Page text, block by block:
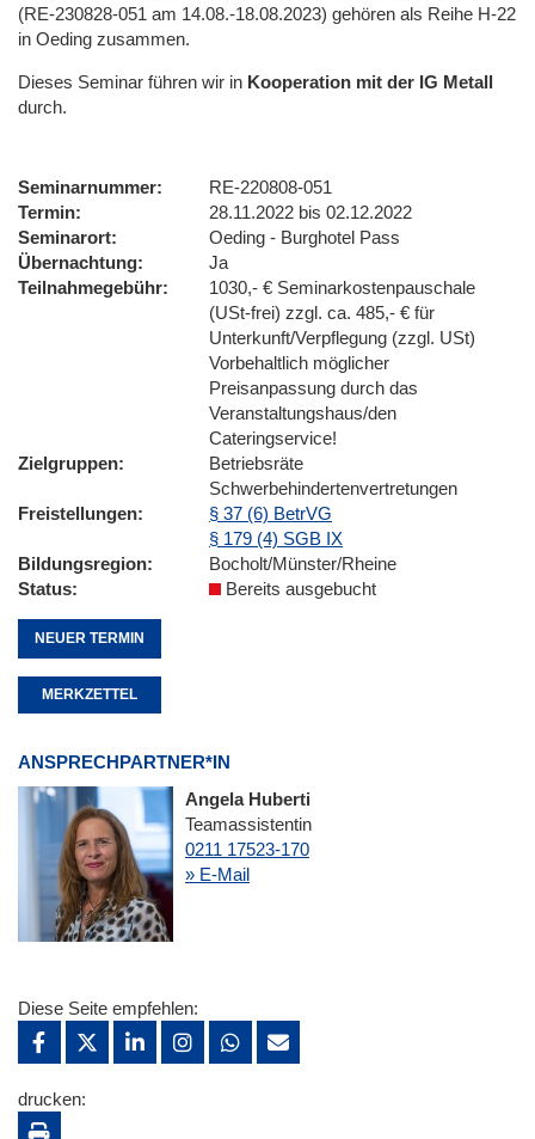
(RE-230828-051 am 14.08.-18.08.2023) gehören als Reihe H-22
in Oeding zusammen.
Dieses Seminar führen wir in Kooperation mit der IG Metall
durch.
Seminarnummer
RE-220808-051
Termin
28.11.2022 bis 02.12.2022
Seminarort
Oeding - Burghotel Pass
Übernachtung
Ja
Teilnahmegebühr
1030,- € Seminarkostenpauschale
(USt-frei) zzgl. ca. 485,- € für
Unterkunft/Verpflegung (zzgl. USt)
Vorbehaltlich möglicher
Preisanpassung durch das
Veranstaltungshaus/den
Cateringservice!
Zielgruppen
Betriebsräte
Schwerbehindertenvertretungen
Freistellungen
§ 37 (6) BetrVG
§ 179 (4) SGB IX
Bildungsregion
Bocholt/Münster/Rheine
Status
Bereits ausgebucht
NEUER TERMIN
MERKZETTEL
ANSPRECHPARTNER*IN
Angela Huberti
Teamassistentin
0211 17523-170
» E-Mail
Diese Seite empfehlen:
drucken: